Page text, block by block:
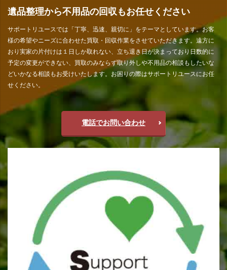
遺品整理から不用品の回収もお任せください
サポートリユースでは「丁寧、迅速、親切に」をテーマとしています。お客
様の希望やニーズに合わせた買取・回収作業をさせていただきます。遠方に
おり実家の片付けは１日しか取れない、立ち退き日が決まっており日数的に
予定の変更ができない、買取のみならず取り外しや不用品の相談もしたいな
どいかなる相談もお受けいたします。お困りの際はサポートリユースにお任
せください。
電話でお問い合わせ